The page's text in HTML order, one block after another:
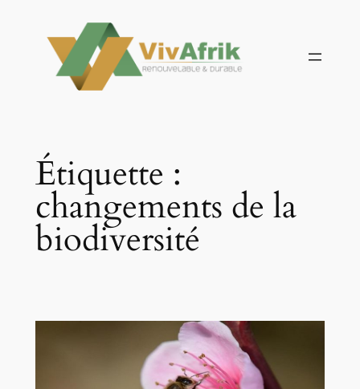
contenu
Étiquette :
changements de la
biodiversité